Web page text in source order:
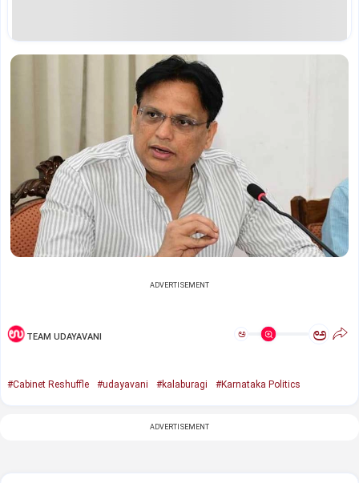
ADVERTISEMENT
TEAM UDAYAVANI ಅ ಅ
#Cabinet Reshuffle #udayavani #kalaburagi #Karnataka Politics
ADVERTISEMENT